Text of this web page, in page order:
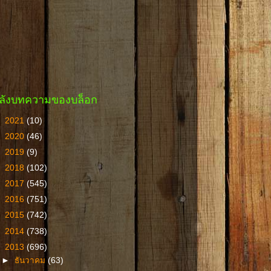
งบทความของบล็อก
2021 (10)
2020 (46)
2019 (9)
2018 (102)
2017 (545)
2016 (751)
2015 (742)
2014 (738)
2013 (696)
► ธันวาคม(63)